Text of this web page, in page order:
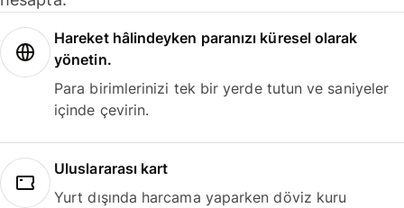
Hareket hâlindeyken paranızı küresel olarak
yönetin.
Para birimlerinizi tek bir yerde tutun ve saniyeler
içinde çevirin.
Uluslararası kart
Yurt dışında harcama yaparken döviz kuru